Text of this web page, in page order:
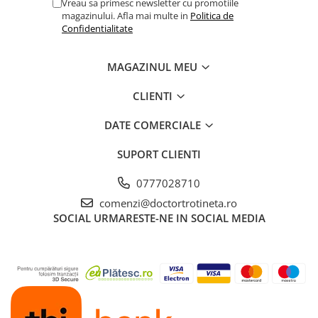
Vreau sa primesc newsletter cu promotiile
magazinului. Afla mai multe in Politica de
Confidentialitate
MAGAZINUL MEU
CLIENTI
DATE COMERCIALE
SUPORT CLIENTI
0777028710
comenzi@doctortrotineta.ro
SOCIAL URMARESTE-NE IN SOCIAL MEDIA